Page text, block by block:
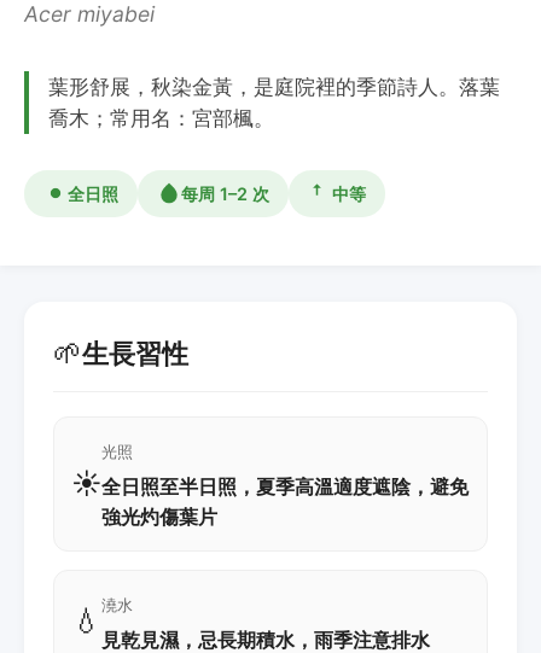
Acer miyabei
葉形舒展，秋染金黃，是庭院裡的季節詩人。落葉
喬木；常用名：宮部楓。
全日照 每周 1–2 次 中等
🌱生長習性
☀️
光照
全日照至半日照，夏季高溫適度遮陰，避免
強光灼傷葉片
💧 澆水
見乾見濕，忌長期積水，雨季注意排水